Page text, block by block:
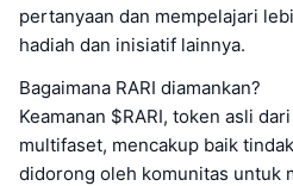
pertanyaan dan mempelajari
hadiah dan inisiatif lainnya.
Bagaimana RARI diamankan?
Keamanan $RARI, token asli
multifaset, mencakup baik
didorong oleh komunitas untuk